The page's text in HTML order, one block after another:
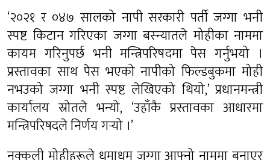
‘२०२१ र ०४७ सालको नापी सरकारी पर्ती जग्गा भनी
स्पष्ट किटान गरिएका जग्गा बस्न्यातले मोहीका नाममा
कायम गरिनुपर्छ भनी मन्त्रिपरिषदमा पेस गर्नुभयो ।
प्रस्तावका साथ पेस भएको नापीको फिल्डबुकमा मोही
नभउको जग्गा भनी स्पष्ट लेखिएको थियो,’ प्रधानमन्त्री
कार्यालय स्रोतले भन्यो, ‘उहाँकै प्रस्तावका आधारमा
मन्त्रिपरिषदले निर्णय गर्‍यो ।’